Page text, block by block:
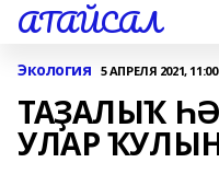
АТАЙСАЛ
Экология 5 АПРЕЛЯ 2021, 11:00
ТАҘАЛЫҠ
УЛАР